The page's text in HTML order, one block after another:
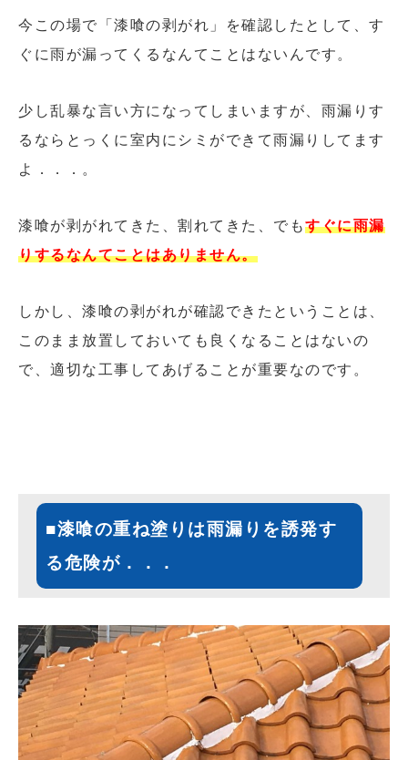
今この場で「漆喰の剥がれ」を確認したとして、す
ぐに雨が漏ってくるなんてことはないんです。
少し乱暴な言い方になってしまいますが、雨漏りす
るならとっくに室内にシミができて雨漏りしてます
よ．．．。
漆喰が剥がれてきた、割れてきた、でもすぐに雨漏
りするなんてことはありません。
しかし、漆喰の剥がれが確認できたということは、
このまま放置しておいても良くなることはないの
で、 適切な工事してあげることが重要なのです。
■漆喰の重ね塗りは雨漏りを誘発す
る危険が．．．